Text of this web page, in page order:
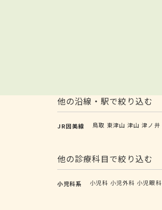
他の沿線・駅で絞り込む
JR因美線 鳥取 東津山 津山 津ノ井
他の診療科目で絞り込む
小児科系 小児科 小児外科 小児眼科